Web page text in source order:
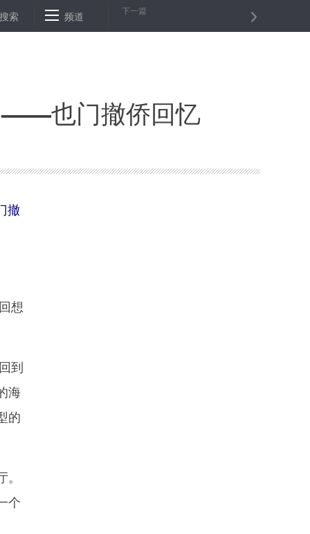
极值 沙特安全部队打死6名武装分子 手机“下单”一键预约
搜索 频道 下一篇
也门撤侨回忆
撤
想
到
海
的
个